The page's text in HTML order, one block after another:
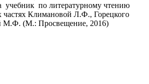
учебник по литературному чтению
частях Климановой Л.Ф., Горецкого
М.Ф. (М.: Просвещение, 2016)